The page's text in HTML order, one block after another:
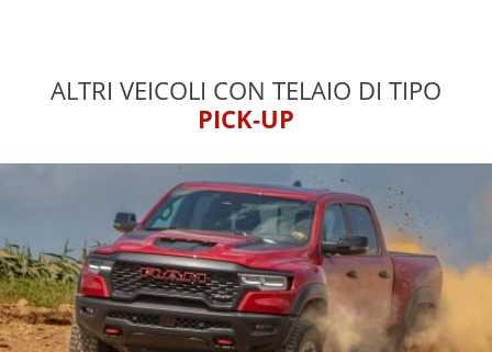
ALTRI VEICOLI CON TELAIO DI TIPO
PICK-UP